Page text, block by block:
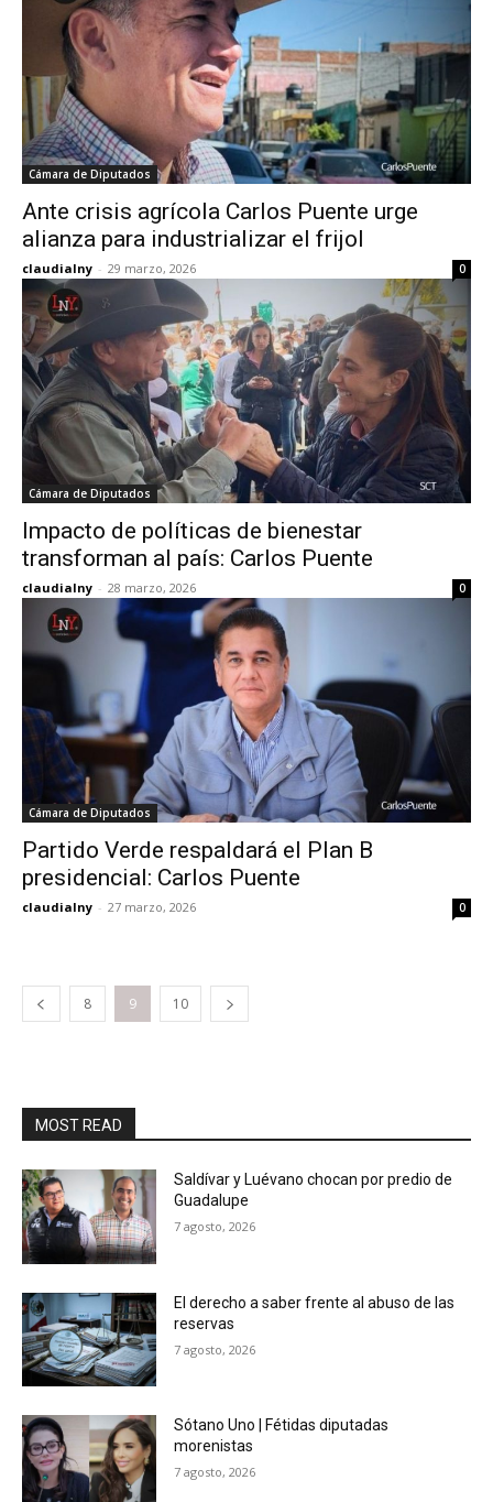
Cámara de Diputados
Ante crisis agrícola Carlos Puente urge
alianza para industrializar el frijol
claudialny - 29 marzo, 2026 0
Cámara de Diputados
Impacto de políticas de bienestar
transforman al país: Carlos Puente
claudialny - 28 marzo, 2026 0
Cámara de Diputados
Partido Verde respaldará el Plan B
presidencial: Carlos Puente
claudialny - 27 marzo, 2026 0
8 9 10
MOST READ
Saldívar y Luévano chocan por predio de
Guadalupe
7 agosto, 2026
El derecho a saber frente al abuso de las
reservas
7 agosto, 2026
Sótano Uno | Fétidas diputadas
morenistas
7 agosto, 2026